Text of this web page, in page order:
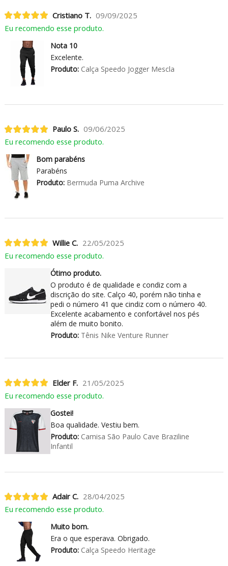
Cristiano T. 09/09/2025
Eu recomendo esse produto.
Nota 10
Excelente.
Produto:Calça Speedo Jogger Mescla
Paulo S. 09/06/2025
Eu recomendo esse produto.
Bom parabéns
Parabéns
Produto:Bermuda Puma Archive
Willie C. 22/05/2025
Eu recomendo esse produto.
Ótimo produto.
O produto é de qualidade e condiz com a
discrição do site. Calço 40, porém não tinha e
pedi o número 41 que cindiz com o número 40.
Excelente acabamento e confortável nos pés
além de muito bonito.
Produto:Tênis Nike Venture Runner
Elder F. 21/05/2025
Eu recomendo esse produto.
Gostei!
Boa qualidade. Vestiu bem.
Produto:Camisa São Paulo Cave Braziline
Infantil
Adair C. 28/04/2025
Eu recomendo esse produto.
Muito bom.
Era o que esperava. Obrigado.
Produto:Calça Speedo Heritage